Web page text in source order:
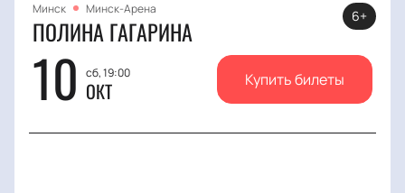
Минск Минск-Арена
ПОЛИНА ГАГАРИНА
10 сб, 19:00
ОКТ
6+
Купить билеты